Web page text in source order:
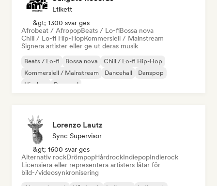
Etikett
&gt; 1300 svar ges
Afrobeat / AfropopBeats / Lo-fiBossa nova
Chill / Lo-fi Hip-HopKommersiell / Mainstream
Signera artister eller ge ut deras musik
Beats / Lo-fi Bossa nova
Chill / Lo-fi Hip-Hop
Kommersiell / Mainstream
Dancehall
Danspop
Hip-hop
Pop soul
Lorenzo Lautz
Sync Supervisor
&gt; 1600 svar ges
Alternativ rockDrömpopHårdrockIndiepopIndierock
Licensiera eller representera artisters låtar för
bild-/videosynkronisering